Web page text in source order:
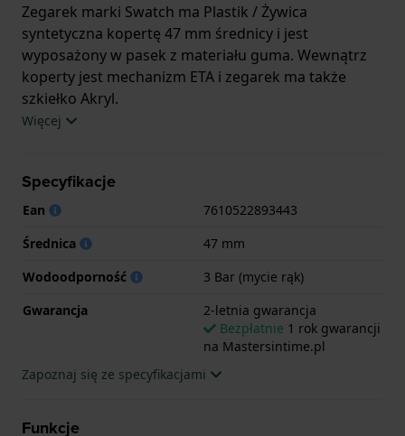
Zegarek marki Swatch ma Plastik / Żywica
syntetyczna kopertę 47 mm średnicy i jest
wyposażony w pasek z materiału guma. Wewnątrz
koperty jest mechanizm ETA i zegarek ma także
szkiełko Akryl.
Zegarek ma 2-letnia gwarancja.
Więcej
Specyfikacje
Ean
7610522893443
Średnica
47 mm
Wodoodporność
3 Bar (mycie rąk)
Gwarancja
2-letnia gwarancja
Bezpłatnie 1 rok gwarancji
na Mastersintime.pl
Zapoznaj się ze specyfikacjami
Funkcje